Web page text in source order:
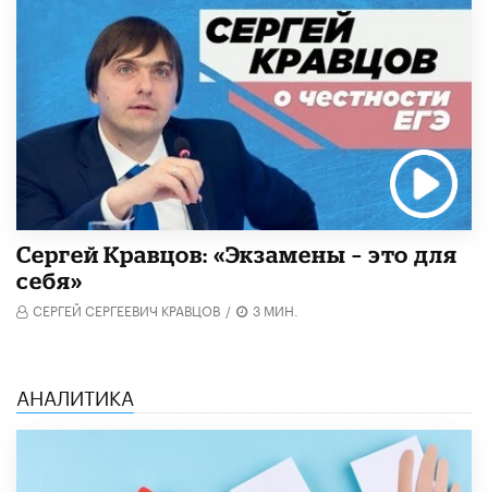
Сергей Кравцов: «Экзамены – это для
себя»
СЕРГЕЙ СЕРГЕЕВИЧ КРАВЦОВ / 3 МИН.
АНАЛИТИКА